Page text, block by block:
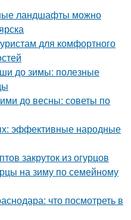
ландшафты можно
для комфортного
до зимы: полезные
до весны: советы по
эффективные народные
закруток из огурцов
на зиму по семейному
что посмотреть в